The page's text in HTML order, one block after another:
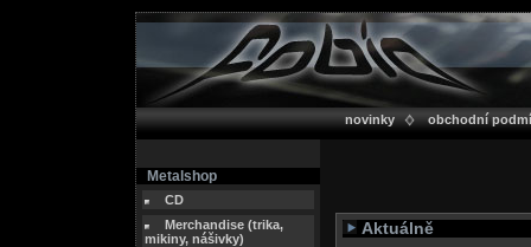
novinky obchodní
Metalshop
CD
Merchandise (trika,
mikiny, nášivky)
Aktuálně